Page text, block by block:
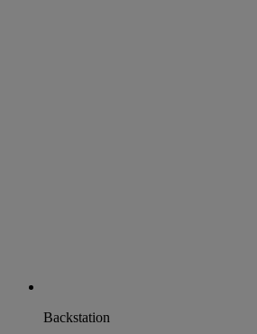
Backstation